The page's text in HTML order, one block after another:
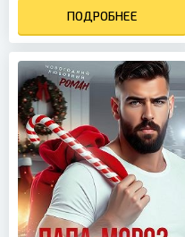
попытался вернуть себе
невозмутимый вид. – Так это
твой ребёнок? – с каким-то
разочарованием произнёс
он. – Девочка? – заглядывал в
коляску, сканируя глазами
Вероничку. – Не думал, что
она твоя....
ПОДРОБНЕЕ